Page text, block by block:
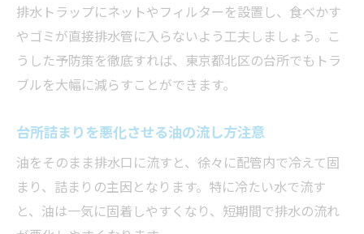
排水トラップにネットやフィルターを設置し、食べかす
やゴミが直接排水管に入らないよう工夫しましょう。こ
うした予防策を徹底すれば、東京都北区の台所でもトラ
ブルを大幅に減らすことができます。
台所詰まりを悪化させる油の流し方注意
油をそのまま排水口に流すと、徐々に配管内で冷えて固
まり、詰まりの主因となります。特に冷たい水で流す
と、油は一気に固着しやすくなり、短期間で排水の流れ